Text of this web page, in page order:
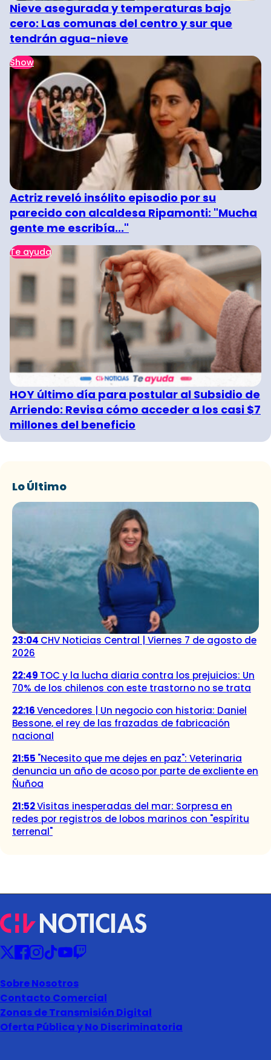
Nieve asegurada y temperaturas bajo
cero: Las comunas del centro y sur que
tendrán agua-nieve
Show
Actriz reveló insólito episodio por su
parecido con alcaldesa Ripamonti: "Mucha
gente me escribía..."
Te ayuda
HOY último día para postular al Subsidio de
Arriendo: Revisa cómo acceder a los casi $7
millones del beneficio
Lo Último
23:04 CHV Noticias Central | Viernes 7 de agosto de
2026
22:49 TOC y la lucha diaria contra los prejuicios: Un
70% de los chilenos con este trastorno no se trata
22:16Vencedores | Un negocio con historia: Daniel
Bessone, el rey de las frazadas de fabricación
nacional
21:55 "Necesito que me dejes en paz": Veterinaria
denuncia un año de acoso por parte de excliente en
Ñuñoa
21:52Visitas inesperadas del mar: Sorpresa en
redes por registros de lobos marinos con "espíritu
terrenal"
Sobre Nosotros
Contacto Comercial
Zonas de Transmisión Digital
Oferta Pública y No Discriminatoria